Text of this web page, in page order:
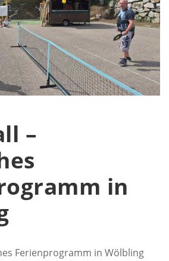
–
in
Ferienprogramm in Wölbling